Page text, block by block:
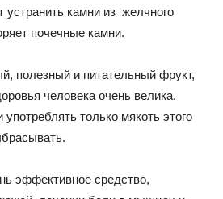
устранить камни из желчного
почечные камни.
полезный и питательный фрукт,
человека очень велика.
только мякоть этого
эффективное средство,